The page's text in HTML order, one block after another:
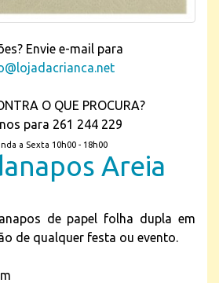
Envie e-mail para
O QUE PROCURA?
para 261 244 229
a Sexta 10h00 - 18h00
Areia
de papel folha dupla em
de qualquer festa ou evento.